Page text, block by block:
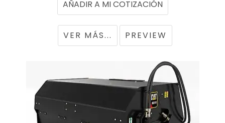
VER MÁS... PREVIEW